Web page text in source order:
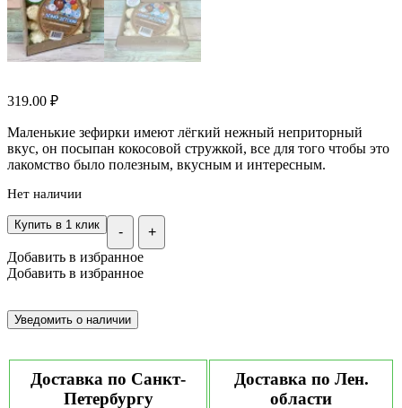
319.00 ₽
Маленькие зефирки имеют лёгкий нежный неприторный
вкус, он посыпан кокосовой стружкой, все для того чтобы это
лакомство было полезным, вкусным и интересным.
Нет наличии
- +
Купить в 1 клик
Добавить в избранное
Добавить в избранное
Доставка по Санкт-
Петербургу
Доставка по Лен.
области